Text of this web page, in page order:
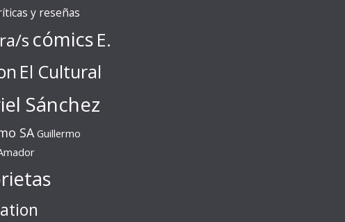
y reseñas
s cómics E.
El Cultural
Sánchez
SA Guillermo